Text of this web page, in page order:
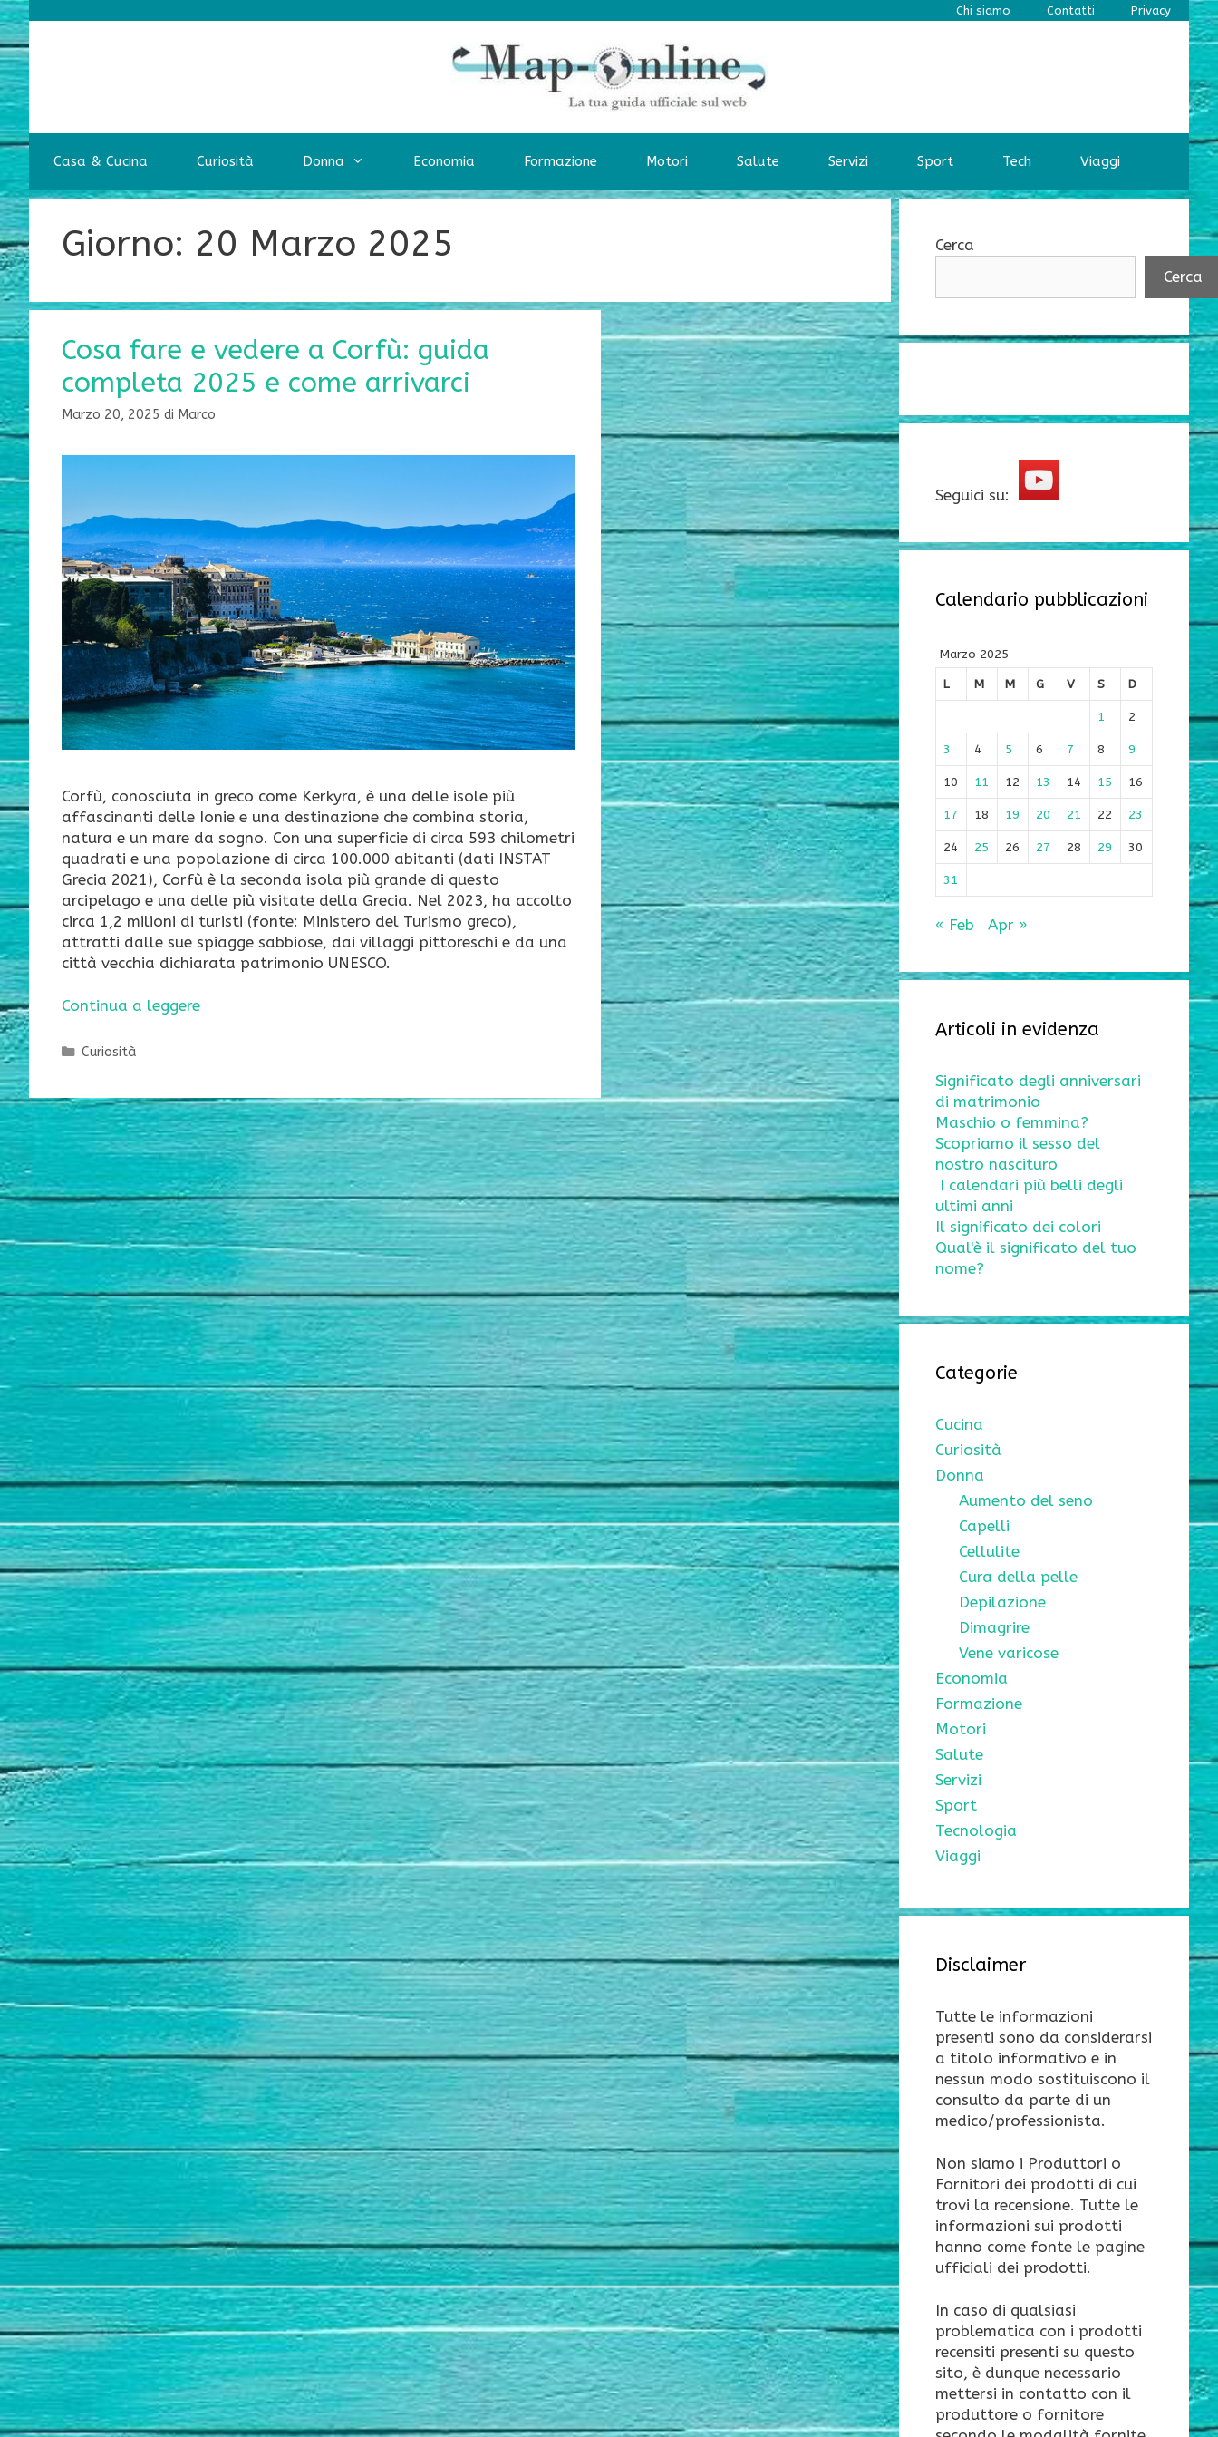
Vai
al
contenuto
Chi siamo Contatti Privacy
Casa & Cucina Curiosità Donna Economia Formazione Motori Salute Servizi Sport Tech Viaggi
Giorno: 20 Marzo 2025
Cosa fare e vedere a Corfù: guida
completa 2025 e come arrivarci
Marzo 20, 2025 di Marco
Corfù, conosciuta in greco come Kerkyra, è una delle isole più
affascinanti delle Ionie e una destinazione che combina storia,
natura e un mare da sogno. Con una superficie di circa 593 chilometri
quadrati e una popolazione di circa 100.000 abitanti (dati INSTAT
Grecia 2021), Corfù è la seconda isola più grande di questo
arcipelago e una delle più visitate della Grecia. Nel 2023, ha accolto
circa 1,2 milioni di turisti (fonte: Ministero del Turismo greco),
attratti dalle sue spiagge sabbiose, dai villaggi pittoreschi e da una
città vecchia dichiarata patrimonio UNESCO.
Continua a leggere
Categorie
Curiosità
Cerca
Cerca
Seguici su:
Calendario pubblicazioni
Marzo 2025
L
M M G V S D
1 2
3 4 5 6 7 8 9
10 11 12 13 14 15 16
17 18 19 20 21 22 23
24 25 26 27 28 29 30
31
« Feb Apr »
Articoli in evidenza
Significato degli anniversari
di matrimonio
Maschio o femmina?
Scopriamo il sesso del
nostro nascituro
I calendari più belli degli
ultimi anni
Il significato dei colori
Qual'è il significato del tuo
nome?
Categorie
Cucina
Curiosità
Donna
Aumento del seno
Capelli
Cellulite
Cura della pelle
Depilazione
Dimagrire
Vene varicose
Economia
Formazione
Motori
Salute
Servizi
Sport
Tecnologia
Viaggi
Disclaimer
Tutte le informazioni
presenti sono da considerarsi
a titolo informativo e in
nessun modo sostituiscono il
consulto da parte di un
medico/professionista.
Non siamo i Produttori o
Fornitori dei prodotti di cui
trovi la recensione. Tutte le
informazioni sui prodotti
hanno come fonte le pagine
ufficiali dei prodotti.
In caso di qualsiasi
problematica con i prodotti
recensiti presenti su questo
sito, è dunque necessario
mettersi in contatto con il
produttore o fornitore